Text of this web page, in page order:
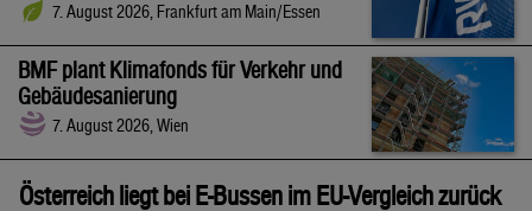
7. August 2026, Frankfurt am Main/Essen
BMF plant Klimafonds für Verkehr und
Gebäudesanierung
7. August 2026, Wien
Österreich liegt bei E-Bussen im EU-Vergleich zurück